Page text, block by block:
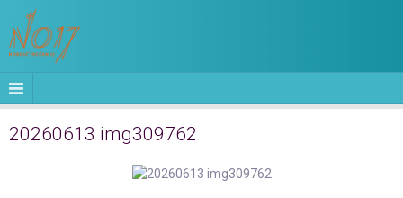
20260613 img309762